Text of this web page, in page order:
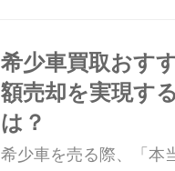
コツと、やらない方が
紹介します。 新車を購
ログに記載された金額
どうか悩む方も少なく
でしょうか。また、メ
希少車買取おす
額売却を実現す
は？
希少車を売る際、「本